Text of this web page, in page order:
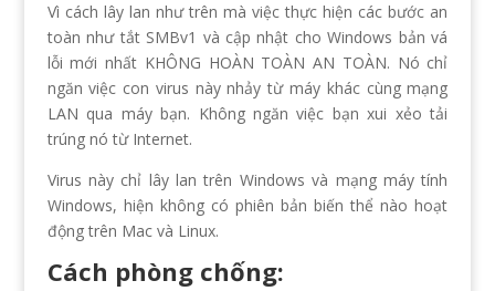
Vì cách lây lan như trên mà việc thực hiện các bước an
toàn như tắt SMBv1 và cập nhật cho Windows bản vá
lỗi mới nhất KHÔNG HOÀN TOÀN AN TOÀN. Nó chỉ
ngăn việc con virus này nhảy từ máy khác cùng mạng
LAN qua máy bạn. Không ngăn việc bạn xui xẻo tải
trúng nó từ Internet.
Virus này chỉ lây lan trên Windows và mạng máy tính
Windows, hiện không có phiên bản biến thể nào hoạt
động trên Mac và Linux.
Cách phòng chống: